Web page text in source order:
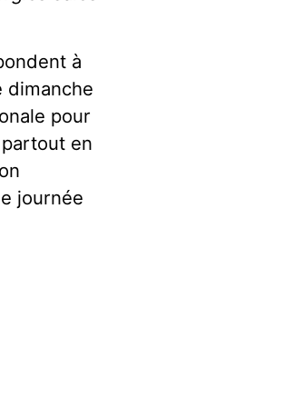
à
dimanche
pour
en
journée